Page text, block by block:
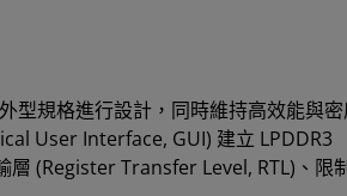
型規格進行設計，同時維持高效能與
User Interface, GUI) 建立 LPDDR3
(Register Transfer Level, RTL)、限